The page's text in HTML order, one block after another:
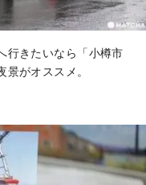
行きたいなら「小樽市
がオススメ。